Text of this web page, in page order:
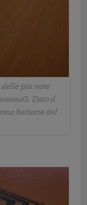
delle più note
Dato il
batterie del